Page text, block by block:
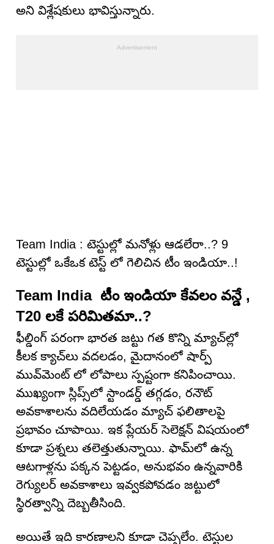
అని విశ్లేషకులు భావిస్తున్నారు.
Team India : టెస్టుల్లో మనోళ్లు ఆడలేరా..? 9
టెస్టుల్లో ఒకేఒక టెస్ట్ లో గెలిచిన టీం ఇండియా..!
Team India టీం ఇండియా కేవలం వన్డే ,
T20 లకే పరిమితమా..?
ఫీల్డింగ్ పరంగా భారత జట్టు గత కొన్ని మ్యాచ్‌ల్లో
కీలక క్యాచ్‌లు వదలడం, మైదానంలో షార్ప్
మువ్‌మెంట్ లో లోపాలు స్పష్టంగా కనిపించాయి.
ముఖ్యంగా స్లిప్స్‌లో స్టాండర్డ్ తగ్గడం, రనౌట్
అవకాశాలను వదిలేయడం మ్యాచ్ ఫలితాలపై
ప్రభావం చూపాయి. ఇక ప్లేయర్ సెలెక్షన్ విషయంలో
కూడా ప్రశ్నలు తలెత్తుతున్నాయి. ఫామ్‌లో ఉన్న
ఆటగాళ్లను పక్కన పెట్టడం, అనుభవం ఉన్నవారికి
రెగ్యులర్ అవకాశాలు ఇవ్వకపోవడం జట్టులో
స్థిరత్వాన్ని దెబ్బతీసింది.
అయితే ఇది కారణాలని కూడా చెప్పలేం. టెస్టుల